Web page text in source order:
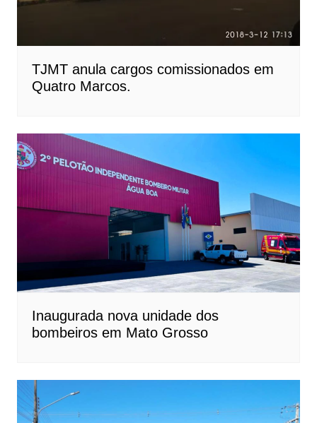
TJMT anula cargos comissionados em
Quatro Marcos.
Inaugurada nova unidade dos
bombeiros em Mato Grosso